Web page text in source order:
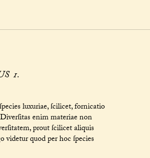
1.
luxuriae, ſcilicet, fornicatio
enim materiae non
prout ſcilicet aliquis
quod per hoc ſpecies